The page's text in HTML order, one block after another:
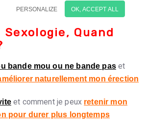
Sexologie, Quand
bande mou ou ne bande paset
naturellement mon érection
et comment je peux retenir mon
pour durer plus longtemps